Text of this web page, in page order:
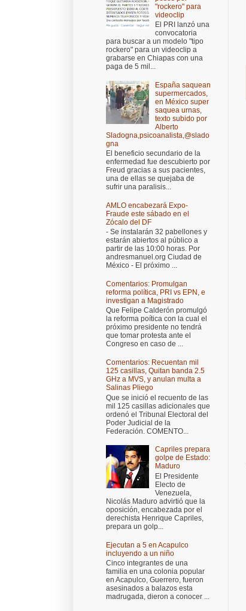
"rockero" para
videoclip
El PRI lanzó una
convocatoria
para buscar a un modelo "tipo
rockero" para un videoclip a
grabarse en Chiapas con una
paga de 5 mil...
España saquean
supermercados,
en México super
saquea urnas,
texto subido por
Alberto
Sladogna,psicoanalista,@slado
gna
El beneficio secundario de la
enfermedad fue descubierto por
Freud gracias a sus pacientes,
una de ellas se quejaba de
sufrir una paralisis...
AMLO encabezará Expo-
Fraude este sábado en el
Zócalo del DF
- Se instalarán 32 pabellones y
estarán abiertos al público a
partir de las 10:00 horas. Por
andresmanuel.org Ciudad de
México - El próximo ...
Comentarios: Promulgan
reforma política, PRI vs EPN, e
investigan a Magistrado
Que Felipe Calderón promulgó
la reforma poítica con la cual el
próximo presidente no tendrá
que tomar protesta ante el
Congreso en caso de ...
Comentarios: Recuentan mil
125 casillas, Quitan banda 2.5
GHz a MVS, y anulan multa a
Salinas Pliego
Que se inició el recuento de las
mil 125 casillas adicionales que
ordenó el Tribunal Electoral del
Poder Judicial de la
Federación. COMENTO...
Capriles prepara
golpe de Estado:
Maduro
El Presidente
Electo de
Venezuela,
Nicolás Maduro advirtió que la
oposición, encabezada por el
derechista Henrique Capriles,
prepara un golp...
Ejecutan a 5 en Acapulco
incluyendo a un niño
Cinco integrantes de una
familia en una colonia popular
en Acapulco, Guerrero, fueron
asesinados a balazos esta
madrugada, dieron a conocer ...